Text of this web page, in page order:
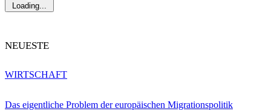
Loading...
NEUESTE
Das eigentliche Problem der europäischen Migrationspolitik
WIRTSCHAFT